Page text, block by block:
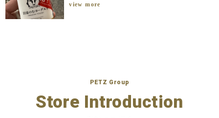
view more
PETZ Group
Store Introduction